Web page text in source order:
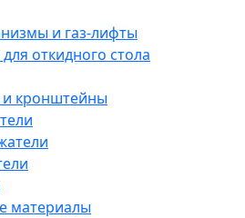
и газ-лифты
откидного стола
кронштейны
материалы